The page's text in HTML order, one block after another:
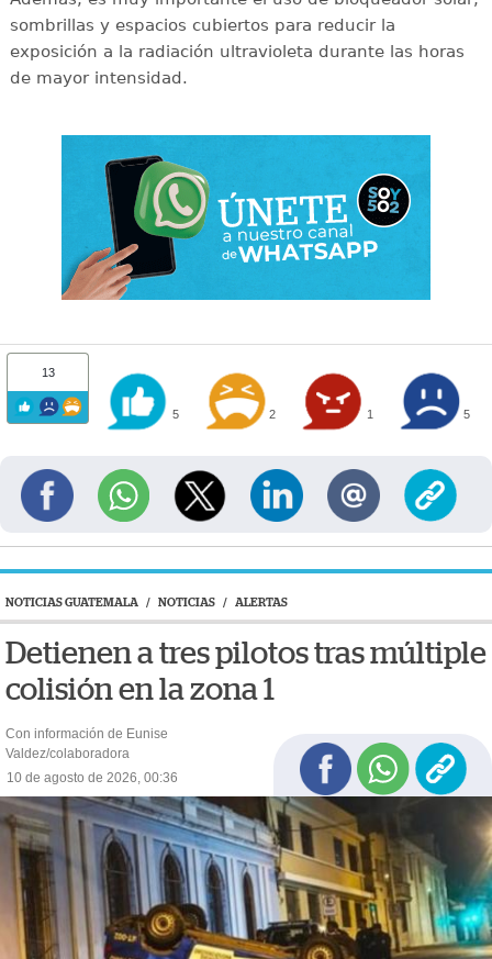
sombrillas y espacios cubiertos para reducir la
exposición a la radiación ultravioleta durante las horas
de mayor intensidad.
13
5 2 1 5
NOTICIAS GUATEMALA / NOTICIAS / ALERTAS
Detienen a tres pilotos tras múltiple
colisión en la zona 1
Con información de Eunise
Valdez/colaboradora
10 de agosto de 2026, 00:36